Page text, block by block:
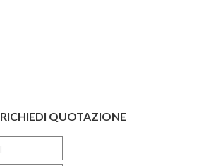
RICHIEDI QUOTAZIONE